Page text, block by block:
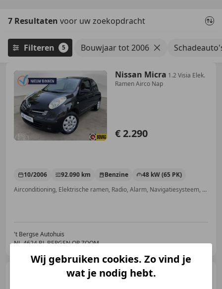
7 Resultaten voor uw zoekopdracht
Filteren 5 Bouwjaar tot 2006
Nissan Micra 1.2 Visia Elek.
Ramen Airco Nap
€ 2.290
10/2006 92.090 km Benzine
48 kW (65 PK)
Airconditioning, Elektrische ramen, Radio, Alarm, Navigatiesysteem, CD, Startonderbreker, Centrale deurvergrendeling met afstandsbediening
't Bergse Autohuis
NL-4624 BL BERGEN OP ZOOM
Kia Rio 1.5 LS LAGE KM ELEK.
Wij gebruiken cookies. Zo vind je
wat je nodig hebt.